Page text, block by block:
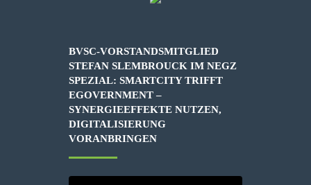
BVSC-VORSTANDSMITGLIED
STEFAN SLEMBROUCK IM NEGZ
SPEZIAL: SMARTCITY TRIFFT
EGOVERNMENT –
SYNERGIEEFFEKTE NUTZEN,
DIGITALISIERUNG
VORANBRINGEN